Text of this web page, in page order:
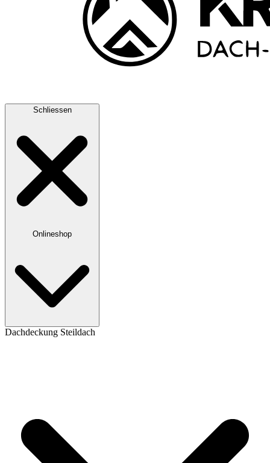
Schliessen
Onlineshop
Dachdeckung Steildach